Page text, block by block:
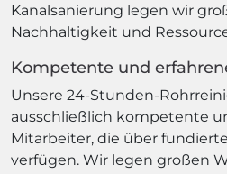
Kanalsanierung legen wir
Nachhaltigkeit und
Kompetente und
Unsere 24-Stunden-
ausschließlich kompetente
Mitarbeiter, die über
verfügen. Wir legen großen